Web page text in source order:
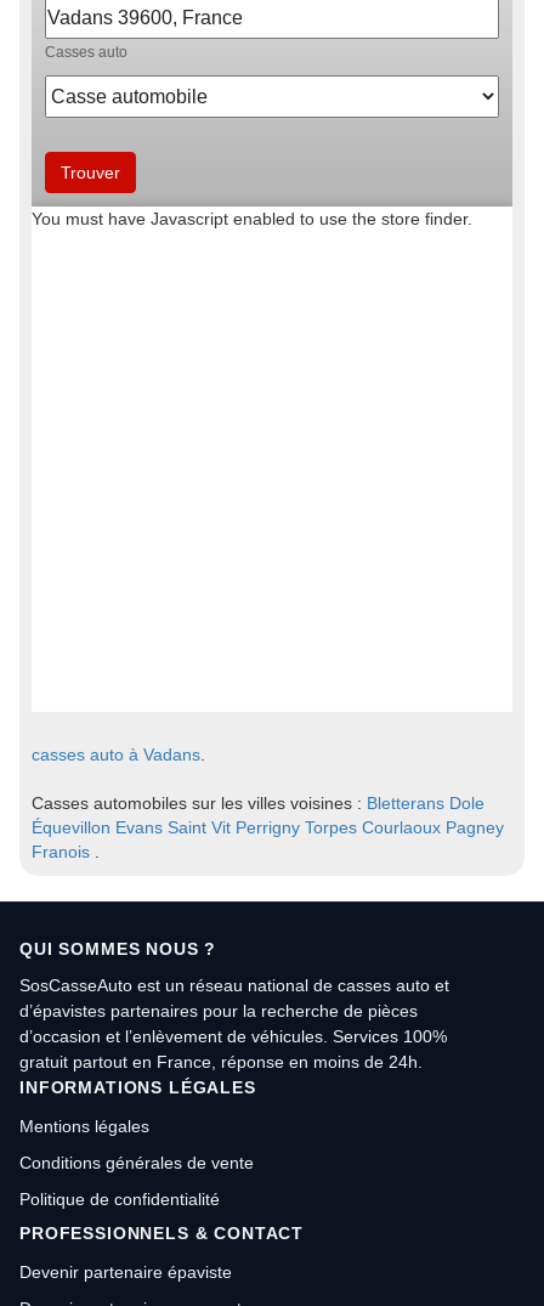
casses auto à Vadans
Casses automobiles sur les villes voisines : Bletterans Dole
Équevillon Evans Saint Vit Perrigny Torpes Courlaoux Pagney
Franois
QUI SOMMES NOUS ?
SosCasseAuto est un réseau national de casses auto et
d’épavistes partenaires pour la recherche de pièces
d’occasion et l’enlèvement de véhicules. Services 100%
gratuit partout en France, réponse en moins de 24h.
INFORMATIONS LÉGALES
Mentions légales
Conditions générales de vente
Politique de confidentialité
PROFESSIONNELS & CONTACT
Devenir partenaire épaviste